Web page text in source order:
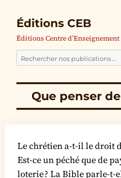
Éditions CEB
Éditions Centre
Cherchez
publications
pour
:
Que penser
Le chrétien a-t-il le droit
Est-ce un péché que de
loterie ? La Bible parle-t-